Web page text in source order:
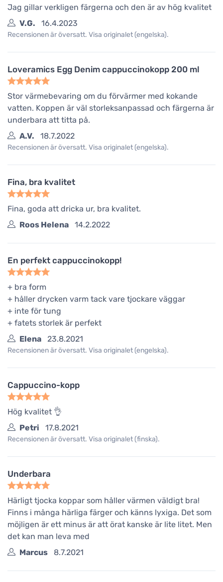
Jag gillar verkligen färgerna och den är av hög kvalitet
V.G.
16.4.2023
Recensionen är översatt. Visa originalet (engelska).
Loveramics Egg Denim cappuccinokopp 200 ml
Stor värmebevaring om du förvärmer med kokande
vatten. Koppen är väl storleksanpassad och färgerna är
underbara att titta på.
A.V.
18.7.2022
Recensionen är översatt. Visa originalet (engelska).
Fina, bra kvalitet
Fina, goda att dricka ur, bra kvalitet.
Roos Helena
14.2.2022
En perfekt cappuccinokopp!
+ bra form
+ håller drycken varm tack vare tjockare väggar
+ inte för tung
+ fatets storlek är perfekt
Elena
23.8.2021
Recensionen är översatt. Visa originalet (engelska).
Cappuccino-kopp
Hög kvalitet 👌
Petri
17.8.2021
Recensionen är översatt. Visa originalet (finska).
Underbara
Härligt tjocka koppar som håller värmen väldigt bra!
Finns i många härliga färger och känns lyxiga. Det som
möjligen är ett minus är att örat kanske är lite litet. Men
det kan man leva med
Marcus
8.7.2021